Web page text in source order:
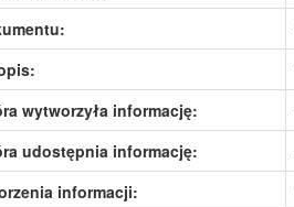
wytworzyła informację:
udostępnia informację:
informacji: